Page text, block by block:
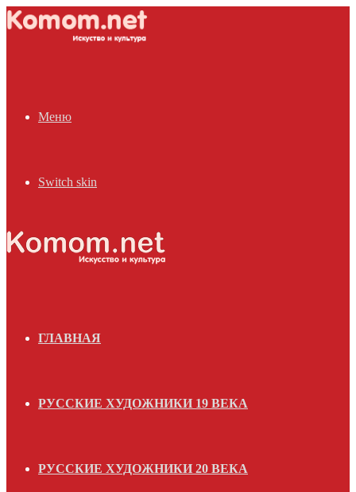
Меню
Switch skin
ГЛАВНАЯ
РУССКИЕ ХУДОЖНИКИ 19 ВЕКА
РУССКИЕ ХУДОЖНИКИ 20 ВЕКА